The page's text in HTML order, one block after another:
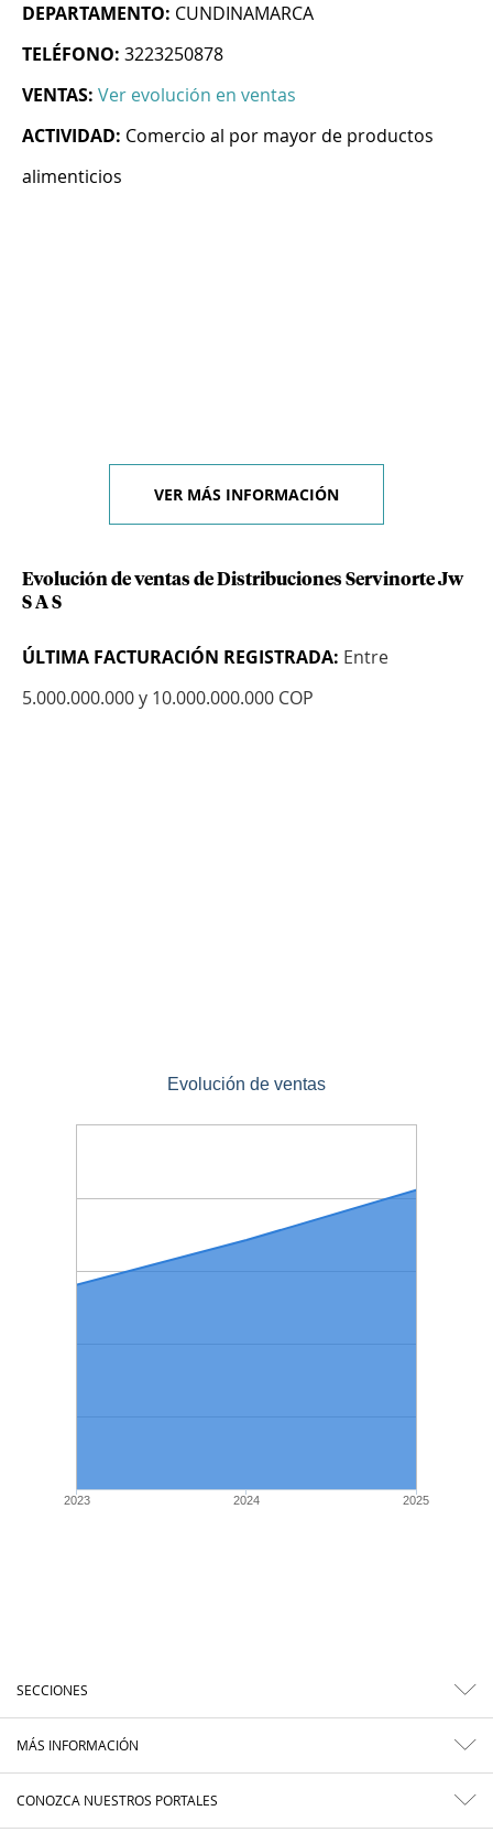
DEPARTAMENTO: CUNDINAMARCA
TELÉFONO: 3223250878
VENTAS: Ver evolución en ventas
ACTIVIDAD: Comercio al por mayor de productos
alimenticios
VER MÁS INFORMACIÓN
Evolución de ventas de Distribuciones Servinorte Jw
S A S
ÚLTIMA FACTURACIÓN REGISTRADA: Entre
5.000.000.000 y 10.000.000.000 COP
Evolución de ventas
2023 2024 2025
SECCIONES
MÁS INFORMACIÓN
CONOZCA NUESTROS PORTALES